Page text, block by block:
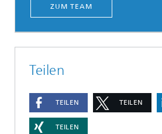
ZUM TEAM
Teilen
TEILEN TEILEN
TEILEN